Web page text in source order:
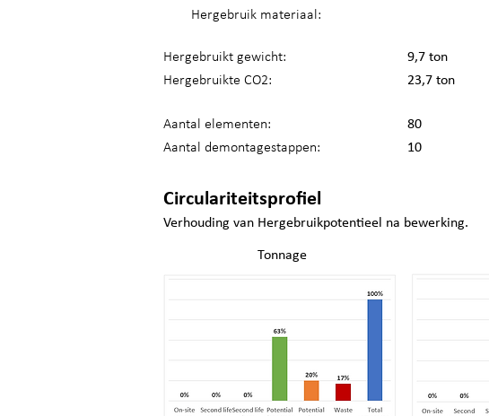
Hergebruik materiaal:
Hergebruikt gewicht:
Hergebruikte CO2:
9,7 ton
23,7 ton
Aantal elementen:
Aantal demontagestappen:
80
10
Circulariteitsprofiel
Verhouding van Hergebruikpotentieel na bewerking.
Tonnage